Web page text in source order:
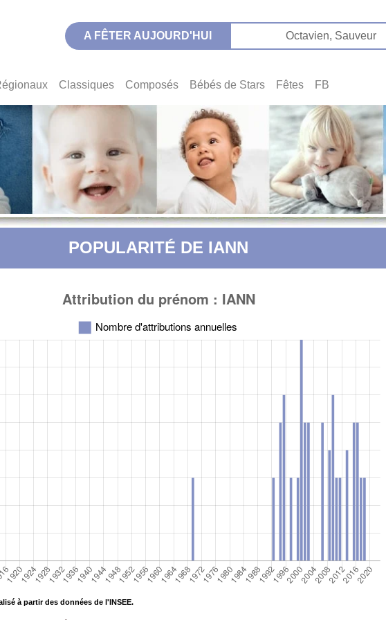
A FÊTER AUJOURD'HUI Octavien, Sauveur
Classiques Composés Bébés de Stars Fêtes FB
POPULARITÉ DE IANN
à partir des données de l'INSEE.